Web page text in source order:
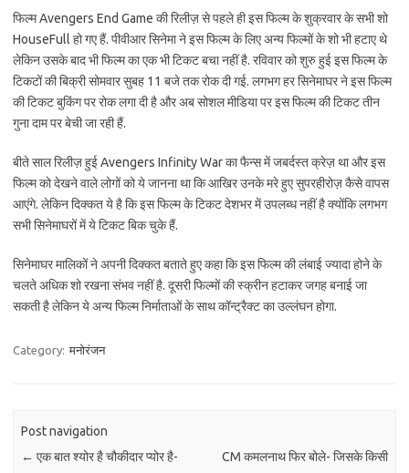
फिल्म Avengers End Game की रिलीज़ से पहले ही इस फिल्म के शुक्रवार के सभी शो
HouseFull हो गए हैं. पीवीआर सिनेमा ने इस फिल्म के लिए अन्य फिल्मों के शो भी हटाए थे
लेकिन उसके बाद भी फिल्म का एक भी टिकट बचा नहीं है. रविवार को शुरु हुई इस फिल्म के
टिकटों की बिक्री सोमवार सुबह 11 बजे तक रोक दी गई. लगभग हर सिनेमाघर ने इस फिल्म
की टिकट बुकिंग पर रोक लगा दी है और अब सोशल मीडिया पर इस फिल्म की टिकट तीन
गुना दाम पर बेची जा रही हैं.
बीते साल रिलीज़ हुई Avengers Infinity War का फैन्स में जबर्दस्त क्रेज़ था और इस
फिल्म को देखने वाले लोगों को ये जानना था कि आखिर उनके मरे हुए सुपरहीरोज़ कैसे वापस
आएंगे. लेकिन दिक्कत ये है कि इस फिल्म के टिकट देशभर में उपलब्ध नहीं है क्योंकि लगभग
सभी सिनेमाघरों में ये टिकट बिक चुके हैं.
सिनेमाघर मालिकों ने अपनी दिक्कत बताते हुए कहा कि इस फिल्म की लंबाई ज्यादा होने के
चलते अधिक शो रखना संभव नहीं है. दूसरी फिल्मों की स्क्रीन हटाकर जगह बनाई जा
सकती है लेकिन ये अन्य फिल्म निर्माताओं के साथ कॉन्ट्रैक्ट का उल्लंघन होगा.
Category: मनोरंजन
Post navigation
← एक बात श्योर है चौकीदार प्योर है-
CM कमलनाथ फिर बोले- जिसके किसी